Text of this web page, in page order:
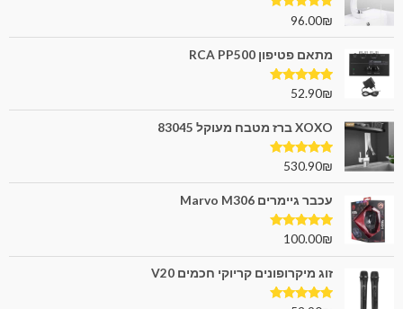
דורג5.00
96.00₪
מתאם פטיפון RCA PP500
דורג5.00
52.90₪
XOXO ברז מטבח מעוקל 83045
דורג5.00
530.90₪
עכבר גיימרים Marvo M306
דורג5.00
100.00₪
זוג מיקרופונים קריוקי חכמים V20